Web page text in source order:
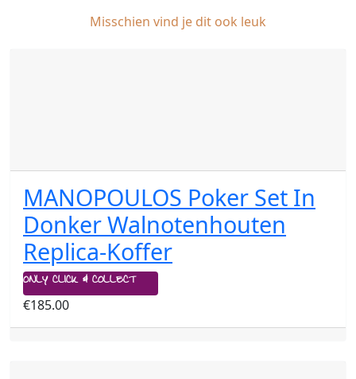
Misschien vind je dit ook leuk
MANOPOULOS Poker Set In
Donker Walnotenhouten
Replica-Koffer
ONLY CLICK & COLLECT
€185.00